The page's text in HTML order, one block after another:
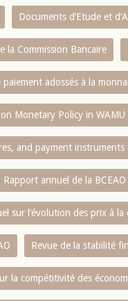
Documents d’Etude et
la Commission Bancaire
adossés à la
Monetary Policy in WAMU
and payment instruments
Rapport annuel de la BCEAO
sur l‘évolution des prix à
Revue de la stabilité
la compétitivité des